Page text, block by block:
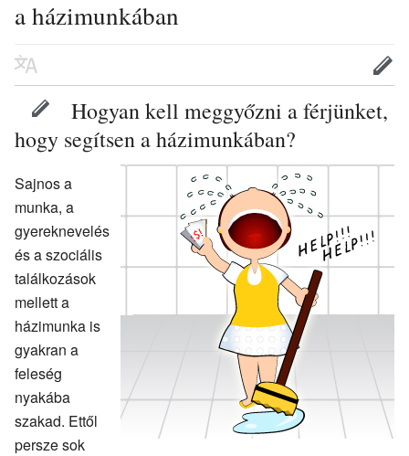
a házimunkában
Hogyan kell meggyőzni a férjünket,
hogy segítsen a házimunkában?
Sajnos a
munka, a
gyereknevelés
és a szociális
találkozások
mellett a
házimunka is
gyakran a
feleség
nyakába
szakad. Ettől
persze sok